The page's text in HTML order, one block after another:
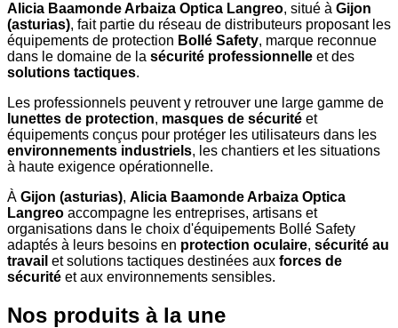
Alicia Baamonde Arbaiza Optica Langreo, situé à Gijon
(asturias), fait partie du réseau de distributeurs proposant les
équipements de protection Bollé Safety, marque reconnue
dans le domaine de la sécurité professionnelle et des
solutions tactiques.
Les professionnels peuvent y retrouver une large gamme de
lunettes de protection, masques de sécurité et
équipements conçus pour protéger les utilisateurs dans les
environnements industriels, les chantiers et les situations
à haute exigence opérationnelle.
À Gijon (asturias), Alicia Baamonde Arbaiza Optica
Langreo accompagne les entreprises, artisans et
organisations dans le choix d'équipements Bollé Safety
adaptés à leurs besoins en protection oculaire, sécurité au
travail et solutions tactiques destinées aux forces de
sécurité et aux environnements sensibles.
Nos produits à la une